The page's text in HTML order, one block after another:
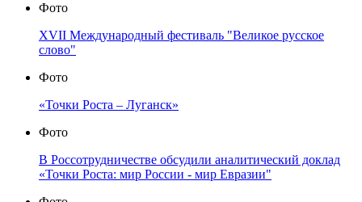
Фото
XVII Международный фестиваль "Великое русское
слово"
Фото
«Точки Роста – Луганск»
Фото
В Россотрудничестве обсудили аналитический доклад
«Точки Роста: мир России - мир Евразии"